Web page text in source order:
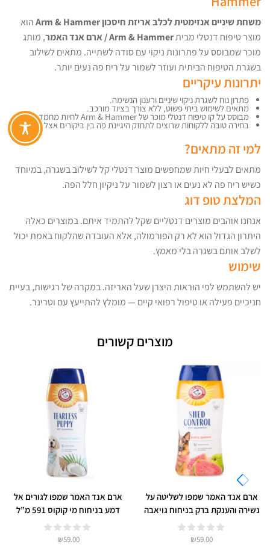
משחת שיניים אנזימטית לכלב אריזת חיסכון Arm & Hammer
הוא
מוצר טיפוח דנטלי מביתArm & Hammer / ארם אנד האמר
, מותג
מוכר שמבוסס על פתרונות ניקוי עם סודה לשתייה. מתאים לשילוב
בשגרת הטיפוח הביתית ועוזר לשמור על ריח פה נעים יותר.
יתרונות עיקריים
פתרון נוח לשגרת ניקוי שיניים ורענון הנשימה.
מתאים לשימוש ביתי פשוט, ללא צורך בציוד מורכב.
מבוסס על קו טיפוח דנטלי מוכר של Arm & Hammer לחיות מחמד.
בחירה טובה ללקוחות שרוצים לתחזק היגיינת פה בין ביקורים אצל הווטרינר.
למי זה מתאים?
מתאים לבעלי חיות שמחפשים מוצר דנטלי קל לשילוב בשגרה, במיוחד
כשיש ריח פה לא נעים או רצון לשמור על ניקיון חלל הפה.
המלצת טופ דוג
אנחנו אוהבים מוצרים דנטליים שקל להתמיד איתם. במוצרים כאלה
היתרון הגדול הוא לא רק הפורמולה, אלא העובדה שהלקוח באמת יכול
לשלב אותם בשגרה בלי מאמץ.
שימוש
יש להשתמש לפי הוראות היצרן שעל האריזה. במקרה של רגישות, בעיית
חניכיים פעילה או טיפול רפואי קיים — מומלץ להתייעץ עם וטרינר.
מוצרים קשורים
ארם אנד האמר שמפו לשליטה על
נשירה והענקת ברק בניחוח גויאבה
591 מ”ל
₪59.00
ארם אנד האמר שמפו לגורים אל
דמע בניחוח מי קוקוס 591 מ”ל
₪59.00